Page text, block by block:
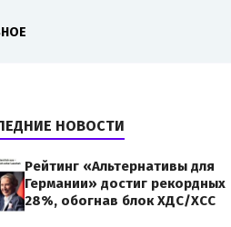
НОВОСТИ
Рейтинг «Альтернативы для
Германии» достиг рекордных
28%, обогнав блок ХДС/ХСС